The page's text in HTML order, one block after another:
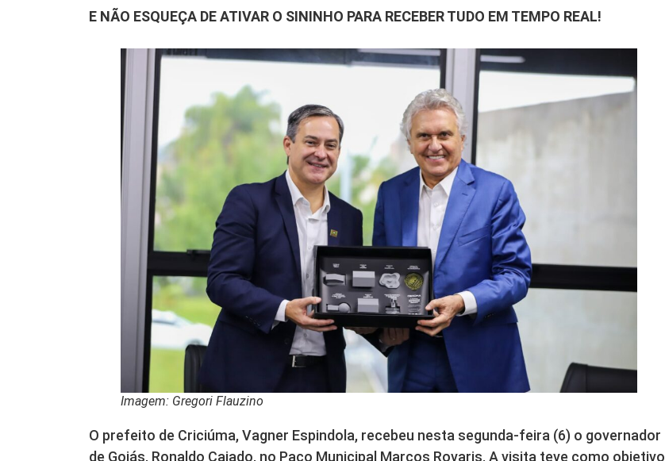
E NÃO ESQUEÇA DE ATIVAR O SININHO PARA RECEBER TUDO EM TEMPO REAL!
Imagem: Gregori Flauzino
O prefeito de Criciúma, Vagner Espindola, recebeu nesta segunda-feira (6) o governador
de Goiás, Ronaldo Caiado, no Paço Municipal Marcos Rovaris. A visita teve como objetivo